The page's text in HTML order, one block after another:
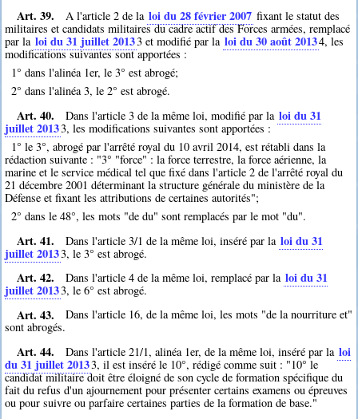
Art. 39. A l'article 2 de la loi du 28 février 2007 fixant le statut des
militaires et candidats militaires du cadre actif des Forces armées, remplacé
par la loi du 31 juillet 20133 et modifié par la loi du 30 août 20134, les
modifications suivantes sont apportées :
1° dans l'alinéa 1er, le 3° est abrogé;
2° dans l'alinéa 3, le 2° est abrogé.
Art. 40. Dans l'article 3 de la même loi, modifié par la loi du 31
juillet 20133, les modifications suivantes sont apportées :
1° le 3°, abrogé par l'arrêté royal du 10 avril 2014, est rétabli dans la
rédaction suivante : "3° "force" : la force terrestre, la force aérienne, la
marine et le service médical tel que fixé dans l'article 2 de l'arrêté royal du
21 décembre 2001 déterminant la structure générale du ministère de la
Défense et fixant les attributions de certaines autorités";
2° dans le 48°, les mots "de du" sont remplacés par le mot "du".
Art. 41. Dans l'article 3/1 de la même loi, inséré par la loi du 31
juillet 20133, le 3° est abrogé.
Art. 42. Dans l'article 4 de la même loi, remplacé par la loi du 31
juillet 20133, le 6° est abrogé.
Art. 43.
Dans l'article 16, de la même loi, les mots "de la nourriture et"
sont abrogés.
Art. 44. Dans l'article 21/1, alinéa 1er, de la même loi, inséré par la loi
du 31 juillet 20133, il est inséré le 10°, rédigé comme suit : "10° le
candidat militaire doit être éloigné de son cycle de formation spécifique du
fait du refus d'un ajournement pour présenter certains examens ou épreuves
ou pour suivre ou parfaire certaines parties de la formation de base."